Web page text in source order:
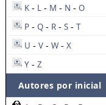
K - L - M - N - O
P - Q - R - S - T
U - V - W - X
Y - Z
Autores por inicial